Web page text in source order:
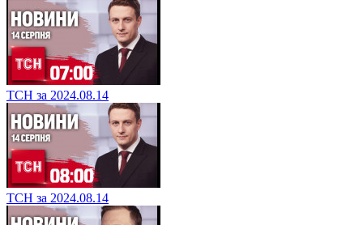
ТСН за 2024.08.14
ТСН за 2024.08.14